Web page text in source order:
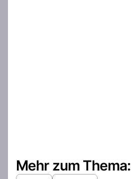
Mehr zum Thema: